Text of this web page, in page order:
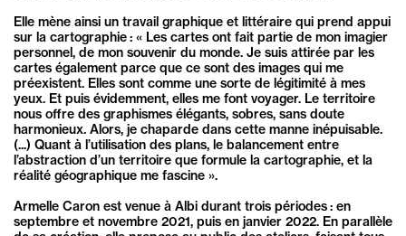
Elle mène ainsi un travail graphique et littéraire qui prend appui
sur la cartographie : « Les cartes ont fait partie de mon imagier
personnel, de mon souvenir du monde. Je suis attirée par les
cartes également parce que ce sont des images qui me
préexistent. Elles sont comme une sorte de légitimité à mes
yeux. Et puis évidemment, elles me font voyager. Le territoire
nous offre des graphismes élégants, sobres, sans doute
harmonieux. Alors, je chaparde dans cette manne inépuisable.
(...) Quant à l’utilisation des plans, le balancement entre
l’abstraction d’un territoire que formule la cartographie, et la
réalité géographique me fascine ».
Armelle Caron est venue à Albi durant trois périodes : en
septembre et novembre 2021, puis en janvier 2022. En parallèle